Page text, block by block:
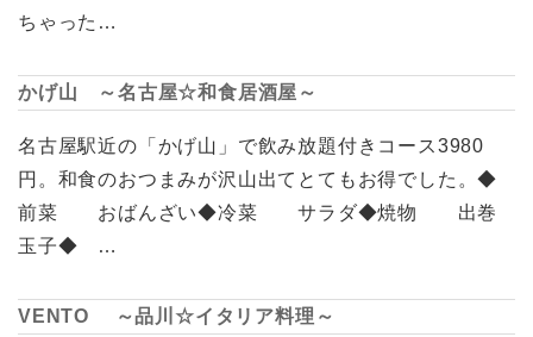
ちゃった…
かげ山 ～名古屋☆和食居酒屋～
名古屋駅近の「かげ山」で飲み放題付きコース3980
円。和食のおつまみが沢山出てとてもお得でした。◆
前菜 おばんざい◆冷菜 サラダ◆焼物 出巻
玉子◆ …
VENTO ～品川☆イタリア料理～